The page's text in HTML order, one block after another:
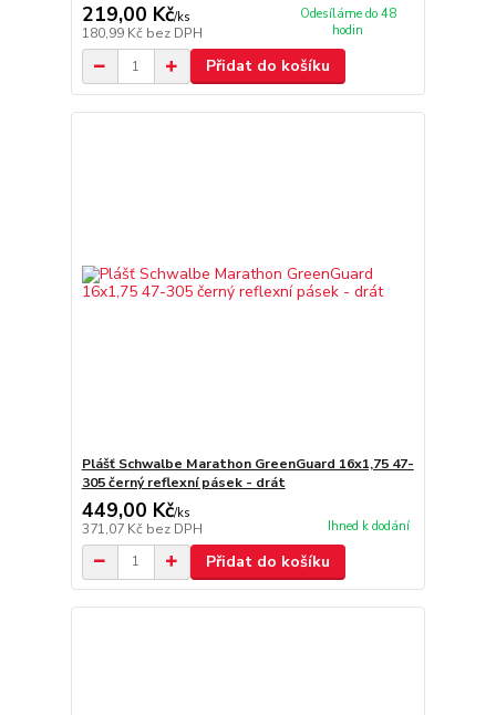
219,00 Kč/ks
180,99 Kč bez DPH
Odesíláme do 48
hodin
Přidat do košíku
Plášť Schwalbe Marathon GreenGuard 16x1,75 47-
305 černý reflexní pásek - drát
449,00 Kč/ks
371,07 Kč bez DPH Ihned k dodání
Přidat do košíku